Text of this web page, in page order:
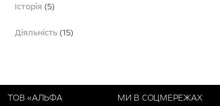
Історія (5)
Діяльність (15)
ТОВ «АЛЬФА
МИ В СОЦМЕРЕЖАХ